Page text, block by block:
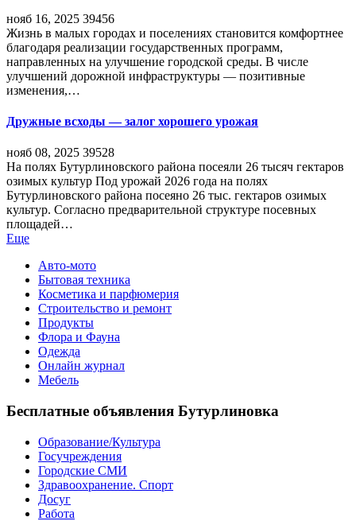
нояб 16, 2025 39456
Жизнь в малых городах и поселениях становится комфортнее
благодаря реализации государственных программ,
направленных на улучшение городской среды. В числе
улучшений дорожной инфраструктуры — позитивные
изменения,…
Дружные всходы — залог хорошего урожая
нояб 08, 2025 39528
На полях Бутурлиновского района посеяли 26 тысяч гектаров
озимых культур Под урожай 2026 года на полях
Бутурлиновского района посеяно 26 тыс. гектаров озимых
культур. Согласно предварительной структуре посевных
площадей…
Еще
Авто-мото
Бытовая техника
Косметика и парфюмерия
Строительство и ремонт
Продукты
Флора и Фауна
Одежда
Онлайн журнал
Мебель
Бесплатные объявления Бутурлиновка
Образование/Культура
Госучреждения
Городские СМИ
Здравоохранение. Спорт
Досуг
Работа